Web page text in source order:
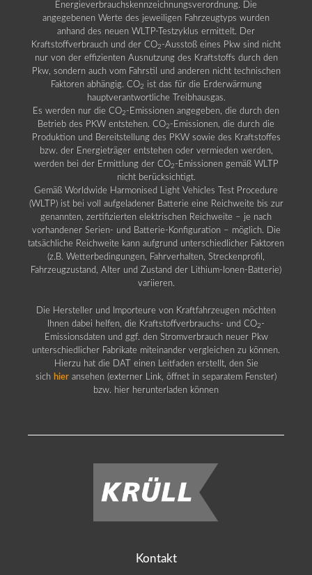
Energieverbrauchskennzeichnungsverordnung. Die
angegebenen Werte des jeweiligen Fahrzeugtyps wurden
anhand des neuen WLTP-Testzyklus ermittelt. Der
Kraftstoffverbrauch und der CO2 -Ausstoß eines Pkw sind nicht
nur von der effizienten Ausnutzung des Kraftstoffs durch den
Pkw, sondern auch vom Fahrstil und anderen nicht technischen
Faktoren abhängig. CO2 ist das für die Erderwärmung
hauptverantwortliche Treibhausgas.
Es werden nur die CO2 -Emissionen angegeben, die durch den
Betrieb des PKW entstehen. CO2 -Emissionen, die durch die
Produktion und Bereitstellung des PKW sowie des Kraftstoffes
bzw. der Energieträger entstehen oder vermieden werden,
werden bei der Ermittlung der CO2 -Emissionen gemäß WLTP
nicht berücksichtigt.
Gemäß Worldwide Harmonised Light Vehicles Test Procedure
(WLTP) ist bei voll aufgeladener Batterie eine Reichweite bis zur
genannten, zertifizierten elektrischen Reichweite – je nach
vorhandener Serien- und Batterie-Konfiguration – möglich. Die
tatsächliche Reichweite kann aufgrund unterschiedlicher Faktoren
(z.B. Wetterbedingungen, Fahrverhalten, Streckenprofil,
Fahrzeugzustand, Alter und Zustand der Lithium-Ionen-Batterie)
variieren.
Die Hersteller und Importeure von Kraftfahrzeugen möchten
Ihnen dabei helfen, die Kraftstoffverbrauchs- und CO2 -
Emissionsdaten und ggf. den Stromverbrauch neuer Pkw
unterschiedlicher Fabrikate miteinander vergleichen zu können.
Hierzu hat die DAT einen Leitfaden erstellt, den Sie
sich hier ansehen (externer Link, öffnet in separatem Fenster)
bzw. hier herunterladen können
Kontakt